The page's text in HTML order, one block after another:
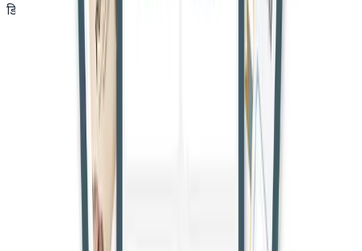
डिक्री पारित की जाती है